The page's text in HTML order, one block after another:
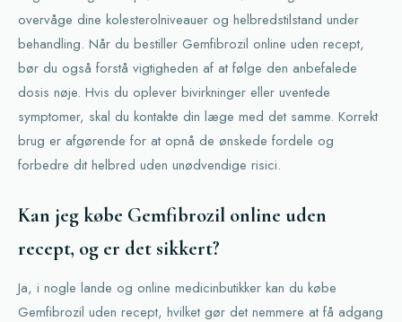
overvåge dine kolesterolniveauer og helbredstilstand under
behandling. Når du bestiller Gemfibrozil online uden recept,
bør du også forstå vigtigheden af at følge den anbefalede
dosis nøje. Hvis du oplever bivirkninger eller uventede
symptomer, skal du kontakte din læge med det samme. Korrekt
brug er afgørende for at opnå de ønskede fordele og
forbedre dit helbred uden unødvendige risici.
Kan jeg købe Gemfibrozil online uden
recept, og er det sikkert?
Ja, i nogle lande og online medicinbutikker kan du købe
Gemfibrozil uden recept, hvilket gør det nemmere at få adgang